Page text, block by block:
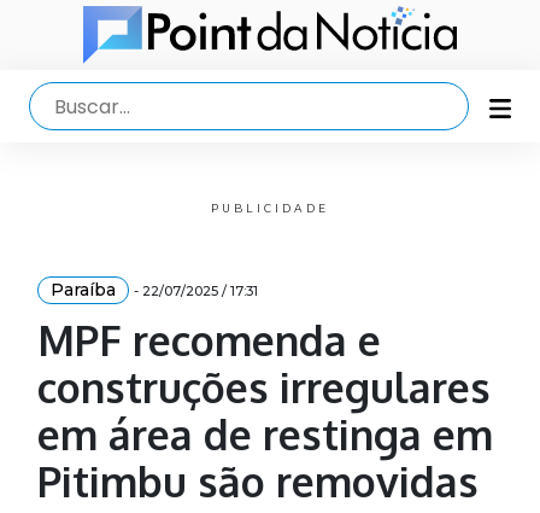
PUBLICIDADE
Paraíba - 22/07/2025 / 17:31
MPF recomenda e
construções irregulares
em área de restinga em
Pitimbu são removidas